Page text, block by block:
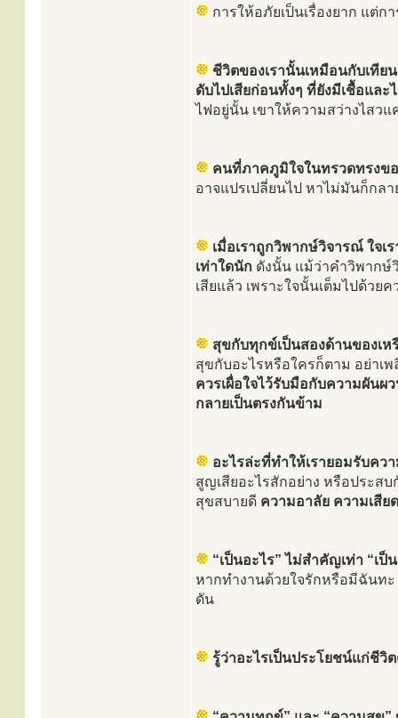
การให้อภัยเป็นเรื่องยาก แต่
ชีวิตของเรานั้นเหมือนกับเทีย
ดับไปเสียก่อนทั้งๆ ที่ยังมีเชื้อและ
ไฟอยู่นั้น เขาให้ความสว่างไสวแ
คนที่ภาคภูมิใจในทรวดทรงข
อาจแปรเปลี่ยนไป หาไม่มันก็กล
เมื่อเราถูกวิพากษ์วิจารณ์ ใจ
เท่าใดนัก ดังนั้น แม้ว่าคำวิพากษ์
เสียแล้ว เพราะใจนั้นเต็มไปด้ว
สุขกับทุกข์เป็นสองด้านของเ
สุขกับอะไรหรือใครก็ตาม อย่า
ควรเผื่อใจไว้รับมือกับความผันผ
กลายเป็นตรงกันข้าม
อะไรล่ะที่ทำให้เรายอมรับคว
สูญเสียอะไรสักอย่าง หรือประส
สุขสบายดี ความอาลัย ความเสีย
“เป็นอะไร” ไม่สำคัญเท่า “เป็
หากทำงานด้วยใจรักหรือมีฉันท
ดัน
รู้ว่าอะไรเป็นประโยชน์แก่ชีวิ